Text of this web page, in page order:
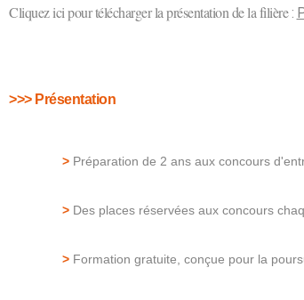
Cliquez ici pour télécharger la présentation de la filière:
>>> Présentation
> Préparation de 2 ans aux concours
> Des places réservées aux concours
> Formation gratuite, conçue pour la